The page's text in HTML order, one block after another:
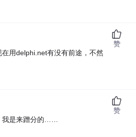
用delphi.net有没有前途，不然
赞
我是来蹭分的……
赞